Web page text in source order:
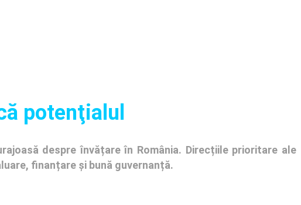
potenţialul
despre învățare în România. Direcțiile prioritare ale
finanțare și bună guvernanță.